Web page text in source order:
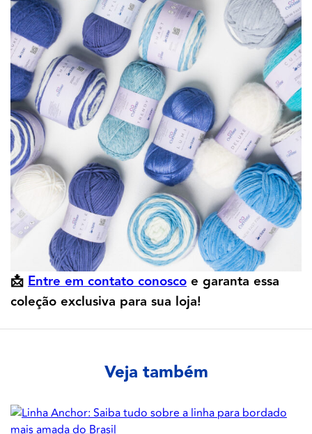
📩 Entre em contato conosco e garanta essa
coleção exclusiva para sua loja!
Veja também